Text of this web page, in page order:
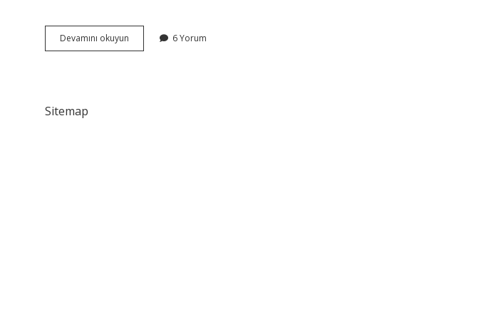
Devamını okuyun
Çiçeği
6 Yorum
Sitemap